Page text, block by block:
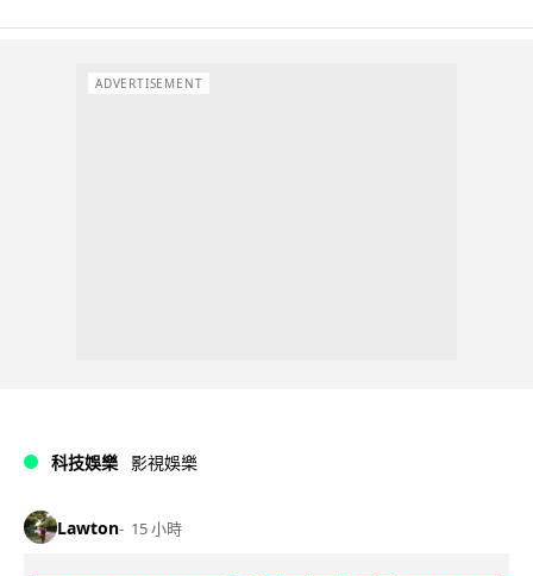
ADVERTISEMENT
科技娛樂 影視娛樂
Lawton 15 小時